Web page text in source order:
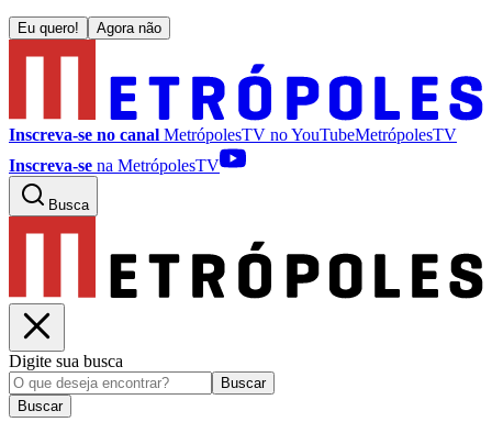
Eu quero! Agora não
Inscreva-se no canal MetrópolesTV noYouTubeMetrópolesTV
Inscreva-se na MetrópolesTV
Busca
Digite sua busca
Buscar
Buscar